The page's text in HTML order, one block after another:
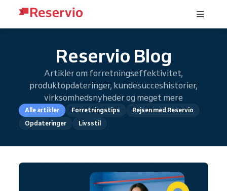
Reservio Blog
Artikler om forretningseffektivitet,
produktopdateringer, kundesucceshistorier,
virksomhedsnyheder og meget mere
Alle artikler Forretningstips
Rejsen med Reservio
Opdateringer
Livsstil